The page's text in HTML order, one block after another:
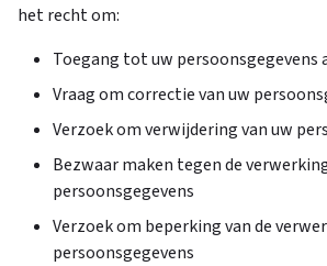
het recht om:
Toegang tot uw persoonsgegevens
Vraag om correctie van uw
Verzoek om verwijdering van uw
Bezwaar maken tegen de
persoonsgegevens
Verzoek om beperking van de
persoonsgegevens